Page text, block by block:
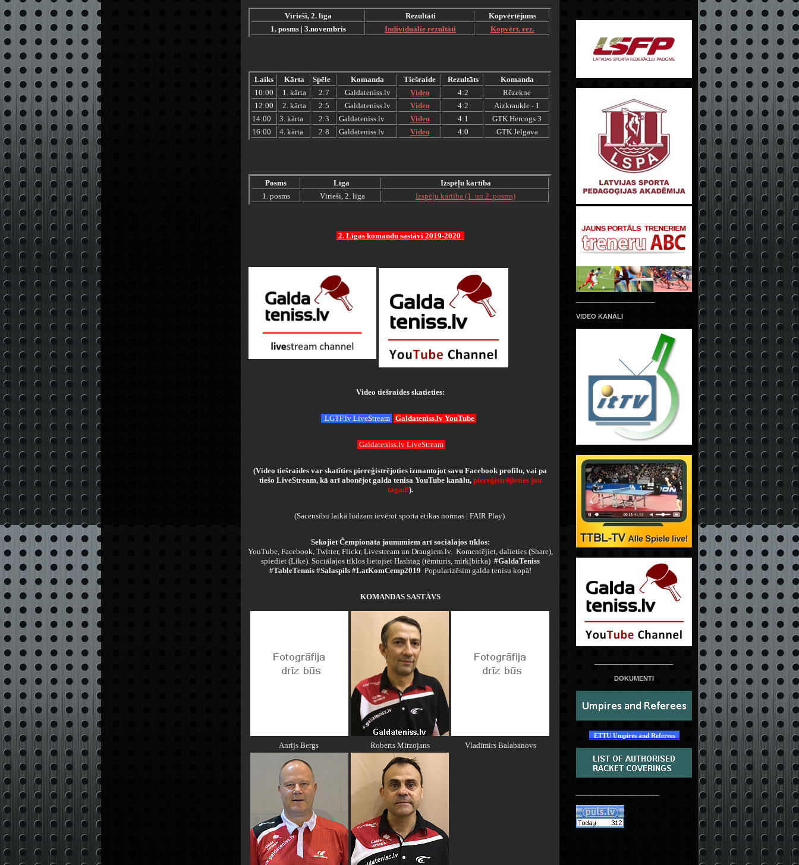
Vīrieši, 2. līga Rezultāti
Kopvērtējums
1. posms | 3.novembris
Individuālie rezultāti Kopvērt. rez.
Laiks Kārta Spēle Komanda Tiešraide Rezultāts
Komanda
10:00
1. kārta 2:7 Galdateniss.lv Video 4:2
Rēzekne
12:00
2. kārta 2:5 Galdateniss.lv Video 4:2
Aizkraukle - 1
14:00
3. kārta 2:3 Galdateniss.lv Video 4:1
GTK Hercogs 3
16:00
4. kārta 2:8 Galdateniss.lv Video 4:0 GTK Jelgava
Posms Līga
Izspēļu kārtība
1. posms
Vīrieši, 2. līga Izspēļu kārtība (1. un 2. posms)
2. Līgas komandu sastāvi 2019-2020
Video tiešraides skatieties:
LGTF.lv LiveStream Galdateniss.lv YouTube
Galdateniss.lv LiveStream
(Video tiešraides var skatīties piereģistrējoties izmantojot savu Facebook profilu, vai pa
tiešo LiveStream, kā arī abonējot galda tenisa YouTube kanālu, piereģistrējieties jau
tagad!).
(Sacensību laikā lūdzam ievērot sporta ētikas normas | FAIR Play).
Sekojiet Čempionāta jaunumiem arī sociālajos tīklos:
YouTube, Facebook, Twitter, Flickr, Livestream un Draugiem.lv. Komentējiet, dalieties (Share),
spiediet (Like). Sociālajos tīklos lietojiet Hashtag (tēmturis, mirkļbirka) #GaldaTeniss
#TableTennis #Salaspils #LatKomCemp2019 Popularizēsim galda tenisu kopā!
KOMANDAS SASTĀVS
Anrijs Bergs Roberts Mirzojans Vladimirs Balabanovs
VIDEO KANĀLI
DOKUMENTI
ETTU Umpires and Referees